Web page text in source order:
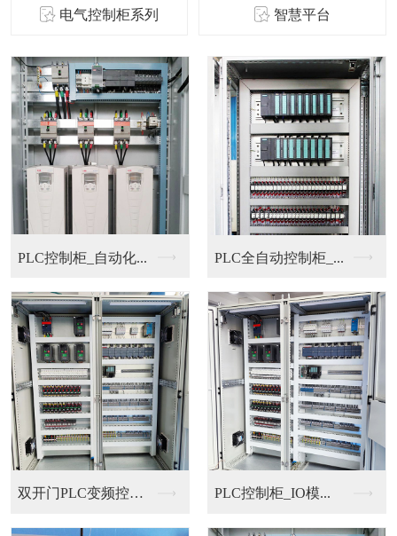
电气控制柜系列 智慧平台
PLC控制柜_自动化... PLC全自动控制柜_...
双开门PLC变频控制... PLC控制柜_IO模...